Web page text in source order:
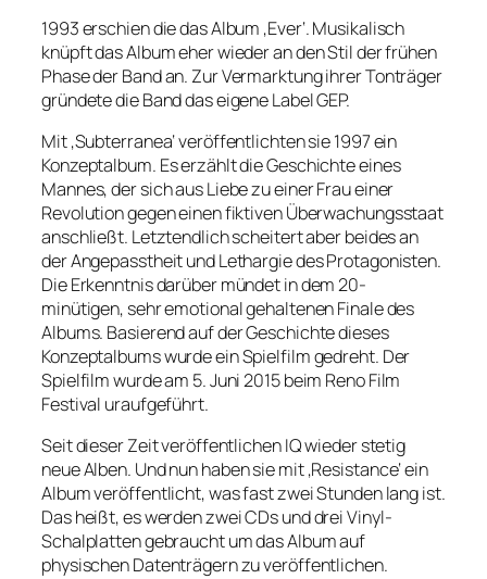
1993 erschien die das Album ‚Ever‘. Musikalisch
knüpft das Album eher wieder an den Stil der frühen
Phase der Band an. Zur Vermarktung ihrer Tonträger
gründete die Band das eigene Label GEP.
Mit ‚Subterranea‘ veröffentlichten sie 1997 ein
Konzeptalbum. Es erzählt die Geschichte eines
Mannes, der sich aus Liebe zu einer Frau einer
Revolution gegen einen fiktiven Überwachungsstaat
anschließt. Letztendlich scheitert aber beides an
der Angepasstheit und Lethargie des Protagonisten.
Die Erkenntnis darüber mündet in dem 20-
minütigen, sehr emotional gehaltenen Finale des
Albums. Basierend auf der Geschichte dieses
Konzeptalbums wurde ein Spielfilm gedreht. Der
Spielfilm wurde am 5. Juni 2015 beim Reno Film
Festival uraufgeführt.
Seit dieser Zeit veröffentlichen IQ wieder stetig
neue Alben. Und nun haben sie mit ‚Resistance‘ ein
Album veröffentlicht, was fast zwei Stunden lang ist.
Das heißt, es werden zwei CDs und drei Vinyl-
Schalplatten gebraucht um das Album auf
physischen Datenträgern zu veröffentlichen.